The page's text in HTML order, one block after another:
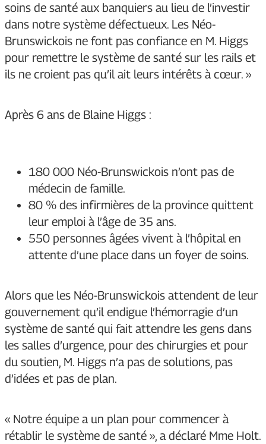
soins de santé aux banquiers au lieu de l’investir
dans notre système défectueux. Les Néo-
Brunswickois ne font pas confiance en M. Higgs
pour remettre le système de santé sur les rails et
ils ne croient pas qu’il ait leurs intérêts à cœur. »
Après 6 ans de Blaine Higgs :
180 000 Néo-Brunswickois n’ont pas de
médecin de famille.
80 % des infirmières de la province quittent
leur emploi à l’âge de 35 ans.
550 personnes âgées vivent à l’hôpital en
attente d’une place dans un foyer de soins.
Alors que les Néo-Brunswickois attendent de leur
gouvernement qu’il endigue l’hémorragie d’un
système de santé qui fait attendre les gens dans
les salles d’urgence, pour des chirurgies et pour
du soutien, M. Higgs n’a pas de solutions, pas
d’idées et pas de plan.
« Notre équipe a un plan pour commencer à
rétablir le système de santé », a déclaré Mme Holt.